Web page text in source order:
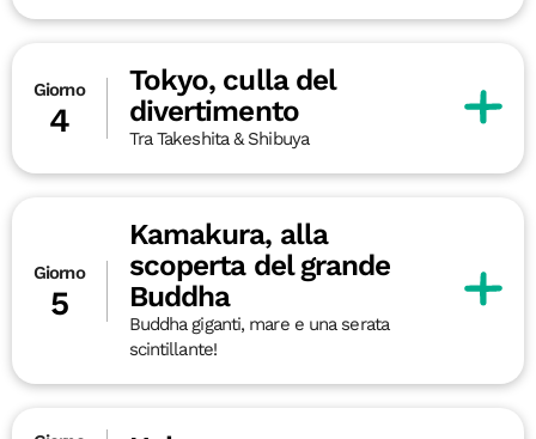
Giorno
4
Tokyo, culla del
divertimento
Tra Takeshita & Shibuya
Giorno
5
Kamakura, alla
scoperta del grande
Buddha
Buddha giganti, mare e una serata
scintillante!